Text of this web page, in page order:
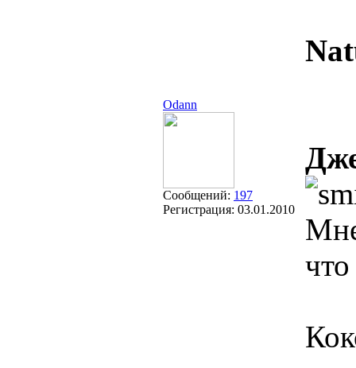
Odann
Сообщений: 197
Регистрация: 03.01.2010